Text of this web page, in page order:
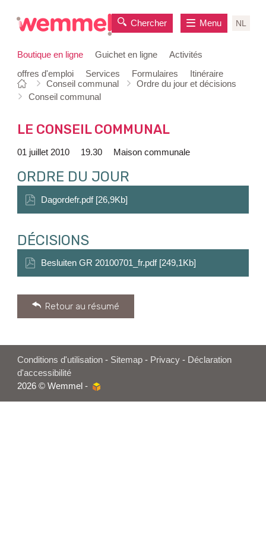
au
Boutique en ligne Guichet en ligne
Activités
offres d'emploi
Services Formulaires Itinéraire
Chercher NL
Menu
Vous
êtes
Page
de
Conseil communal
Ordre du jour et décisions
Conseil communal
LE CONSEIL COMMUNAL
01 juillet 2010 19.30 Maison communale
ORDRE DU JOUR
Dagordefr.pdf [26,9Kb]
DÉCISIONS
Besluiten GR 20100701_fr.pdf [249,1Kb]
Retour au résumé
Conditions d'utilisation - Sitemap - Privacy - Déclaration
d'accessibilité
2026 © Wemmel -